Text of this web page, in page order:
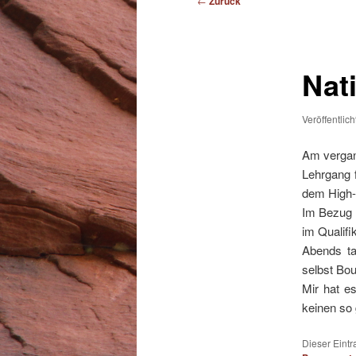
Am
dem
Im
im
Abends
selbst
Mir hat
keinen so
Dieser